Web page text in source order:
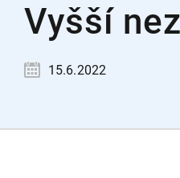
Vyšší
15.6.2022